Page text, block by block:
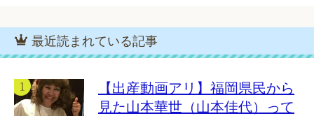
最近読まれている記事
【出産動画アリ】福岡県民から
見た山本華世（山本佳代）って